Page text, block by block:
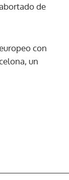
de
con
un